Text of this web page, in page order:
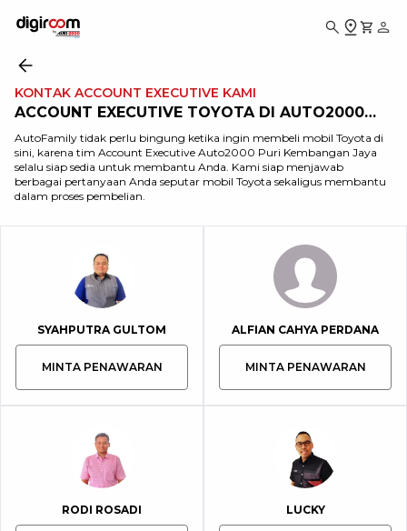
KONTAK ACCOUNT EXECUTIVE KAMI
ACCOUNT EXECUTIVE TOYOTA DI AUTO2000
PURI KEMBANGAN
AutoFamily tidak perlu bingung ketika ingin membeli mobil Toyota di
sini, karena tim Account Executive Auto2000 Puri Kembangan Jaya
selalu siap sedia untuk membantu Anda. Kami siap menjawab
berbagai pertanyaan Anda seputar mobil Toyota sekaligus membantu
dalam proses pembelian.
SYAHPUTRA GULTOM
MINTA PENAWARAN
ALFIAN CAHYA PERDANA
MINTA PENAWARAN
RODI ROSADI LUCKY